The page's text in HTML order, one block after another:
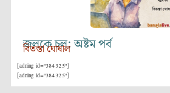
জলকে চল: অষ্টম পর্ব
বিতস্তা ঘোষাল
[adning id="384325"]
[adning id="384325"]